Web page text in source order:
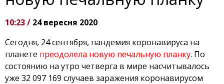
10:23 / 24 вересня 2020
Сегодня, 24 сентября, пандемия коронавируса на
планете преодолела новую печальную планку. По
состоянию на утро четверга в мире насчитывалось
уже 32 097 169 случаев заражения коронавирусом